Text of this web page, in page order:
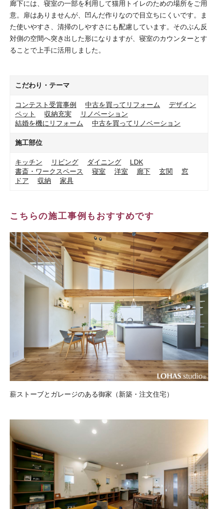
廊下には、寝室の一部を利用して猫用トイレのための場所をご用
意。扉はありませんが、凹んだ作りなので目立ちにくいです。ま
た使いやすさ、清掃のしやすさにも配慮しています。そのぶん反
対側の空間へ突き出した形になりますが、寝室のカウンターとす
ることで上手に活用しました。
こだわり・テーマ
コンテスト受賞事例 中古を買ってリフォーム
デザイン
ペット
収納充実
リノベーション
結婚を機にリフォーム
中古を買ってリノベーション
施工部位
キッチン リビング ダイニング
LDK
書斎・ワークスペース
寝室 洋室 廊下 玄関
窓
ドア
収納 家具
こちらの施工事例もおすすめです
薪ストーブとガレージのある御家（新築・注文住宅）